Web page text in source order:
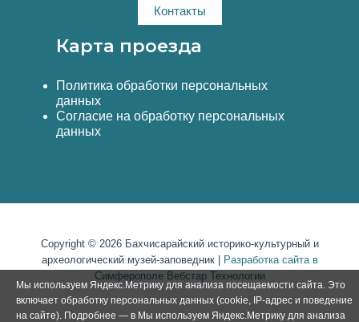
Контакты
Карта проезда
Политика обработки персональных
данных
Согласие на обработку персональных
данных
Copyright © 2026 Бахчисарайский историко-культурный и
археологический музей-заповедник |
Разработка сайта в
Симферополе Вебстар Технологии
Мы используем Яндекс.Метрику для анализа посещаемости сайта. Это
включает обработку персональных данных (cookie, IP-адрес и поведение
на сайте). Подробнее — в Мы используем Яндекс.Метрику для анализа